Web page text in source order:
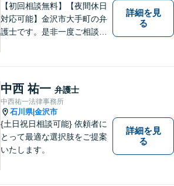
【初回相談無料】【夜間休日
対応可能】金沢市大手町の弁
護士です。是非一度ご相談く
詳細を見
る
中西 祐一 弁護士
中西祐一法律事務所
石川県|金沢市
{土日祝日相談可能} 依頼者に
とって最適な選択肢をご提案
いたします。
詳細を見
る